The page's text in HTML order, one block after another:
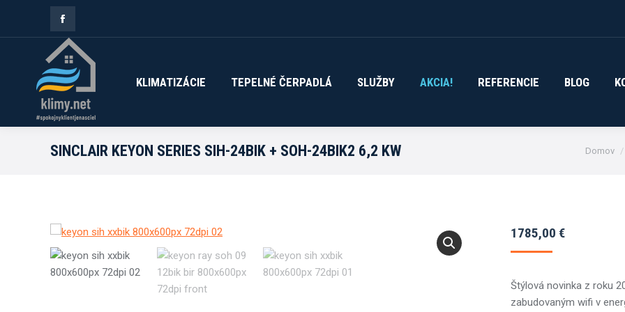
Facebook
page
opens
in
new
window
KLIMATIZÁCIE TEPELNÉ ČERPADLÁ SLUŽBY AKCIA! REFERENCIE BLOG
SINCLAIR KEYON SERIES SIH-24BIK + SOH-24BIK2 6,2 KW You are
Domov
1785,00 €
Štýlová novinka z roku
zabudovaným wifi v
KLIMATIZÁCIE TEPELNÉ ČERPADLÁ SLUŽBY AKCIA! REFERENCIE BLOG